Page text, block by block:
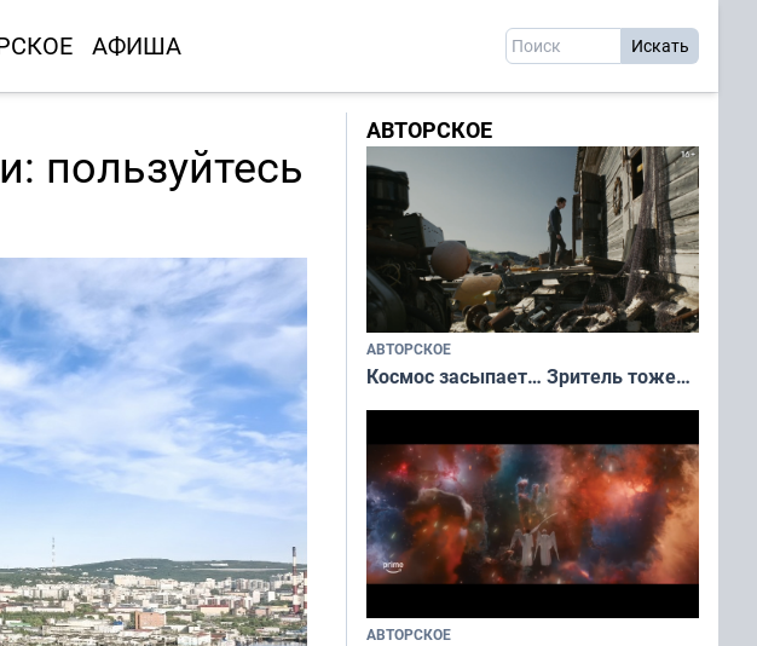
АФИША
пользуйтесь
АВТОРСКОЕ
АВТОРСКОЕ
Космос засыпает… Зритель тоже…
АВТОРСКОЕ